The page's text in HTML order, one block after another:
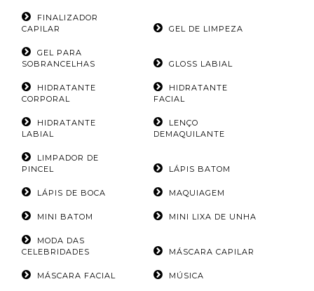
FINALIZADOR
CAPILAR
GEL DE LIMPEZA
GEL PARA
SOBRANCELHAS
GLOSS LABIAL
HIDRATANTE
CORPORAL
HIDRATANTE
FACIAL
HIDRATANTE
LABIAL
LENÇO
DEMAQUILANTE
LIMPADOR DE
PINCEL
LÁPIS BATOM
LÁPIS DE BOCA MAQUIAGEM
MINI BATOM MINI LIXA DE UNHA
MODA DAS
CELEBRIDADES
MÁSCARA CAPILAR
MÁSCARA FACIAL MÚSICA